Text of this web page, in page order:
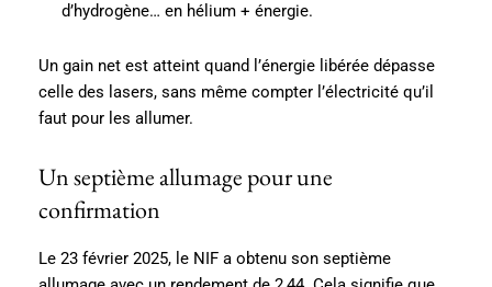
d’hydrogène… en hélium + énergie.
Un gain net est atteint quand l’énergie libérée dépasse
celle des lasers, sans même compter l’électricité qu’il
faut pour les allumer.
Un septième allumage pour une
confirmation
Le 23 février 2025, le NIF a obtenu son septième